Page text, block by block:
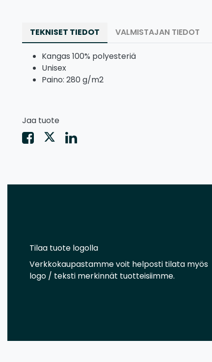
TEKNISET TIEDOT VALMISTAJAN TIEDOT
Kangas 100% polyesteriä
Unisex
Paino: 280 g/m2
Jaa tuote
Tilaa tuote logolla
Verkkokaupastamme voit helposti tilata myös
logo / teksti merkinnät tuotteisiimme.